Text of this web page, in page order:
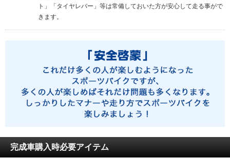
ト」「タイヤレバー」等は常備しておいた方が安心して走る事がで
きます。
完成車購入時必要アイテム